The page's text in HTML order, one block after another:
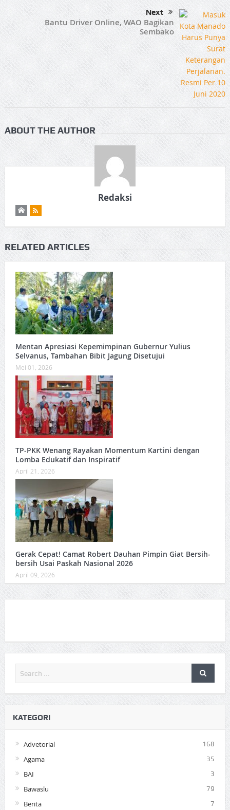
Next
Bantu Driver Online, WAO Bagikan
Sembako
ABOUT THE AUTHOR
Redaksi
RELATED ARTICLES
Mentan Apresiasi Kepemimpinan Gubernur Yulius
Selvanus, Tambahan Bibit Jagung Disetujui
Mei 01, 2026
TP-PKK Wenang Rayakan Momentum Kartini dengan
Lomba Edukatif dan Inspiratif
April 21, 2026
Gerak Cepat! Camat Robert Dauhan Pimpin Giat Bersih-
bersih Usai Paskah Nasional 2026
April 09, 2026
KATEGORI
Advetorial 168
Agama 35
BAI 3
Bawaslu 79
Berita 7